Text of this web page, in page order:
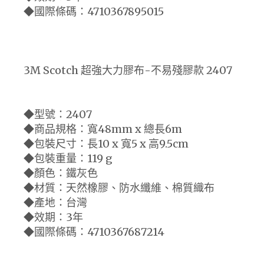
◆國際條碼：4710367895015
3M Scotch 超強大力膠布-不易殘膠款 2407
◆型號：2407
◆商品規格：寬48mm x 總長6m
◆包裝尺寸：長10 x 寬5 x 高9.5cm
◆包裝重量：119 g
◆顏色：鐵灰色
◆材質：天然橡膠、防水纖維、棉質織布
◆產地：台灣
◆效期：3年
◆國際條碼：4710367687214